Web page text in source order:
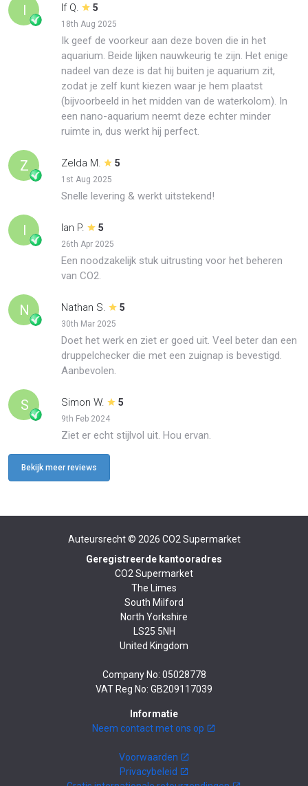
I If Q. 5
18th Aug 2025
Ik geef de voorkeur aan deze boven die in het
aquarium. Beide lijken nauwkeurig te zijn. Het enige
nadeel van deze is dat hij buiten je aquarium zit,
zodat je zelf kunt kiezen waar je hem plaatst
(bijvoorbeeld in het midden van de waterkolom). In
een nano-aquarium neemt deze echter minder
ruimte in, dus werkt hij perfect.
Z Zelda M. 5
1st Aug 2025
Snelle levering & werkt uitstekend!
I Ian P. 5
26th Apr 2025
Een noodzakelijk stuk uitrusting voor het beheren
van CO2.
N Nathan S. 5
30th Mar 2025
Doet het werk en ziet er goed uit. Veel beter dan een
druppelchecker die met een zuignap is bevestigd.
Aanbevolen.
S Simon W. 5
9th Feb 2024
Ziet er echt stijlvol uit. Hou ervan.
Bekijk meer reviews
Auteursrecht © 2026 CO2 Supermarket
Geregistreerde kantooradres
CO2 Supermarket
The Limes
South Milford
North Yorkshire
LS25 5NH
United Kingdom
Company No: 05028778
VAT Reg No: GB209117039
Informatie
Neem contact met ons op
Voorwaarden
Privacybeleid